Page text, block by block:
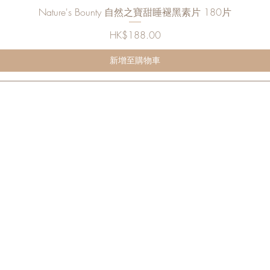
快速瀏覽
Nature's Bounty 自然之寶甜睡褪黑素片 180片
價格
HK$188.00
新增至購物車